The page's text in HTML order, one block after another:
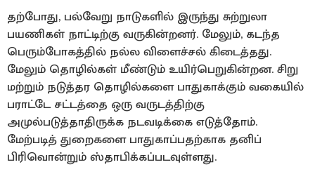
தற்போது, பல்வேறு நாடுகளில் இருந்து சுற்றுலா
பயணிகள் நாட்டிற்கு வருகின்றனர். மேலும், கடந்த
பெரும்போகத்தில் நல்ல விளைச்சல் கிடைத்தது.
மேலும் தொழில்கள் மீண்டும் உயிர்பெறுகின்றன. சிறு
மற்றும் நடுத்தர தொழில்களை பாதுகாக்கும் வகையில்
பராட்டே சட்டத்தை ஒரு வருடத்திற்கு
அமுல்படுத்தாதிருக்க நடவடிக்கை எடுத்தோம்.
மேற்படித் துறைகளை பாதுகாப்பதற்காக தனிப்
பிரிவொன்றும் ஸ்தாபிக்கப்படவுள்ளது.